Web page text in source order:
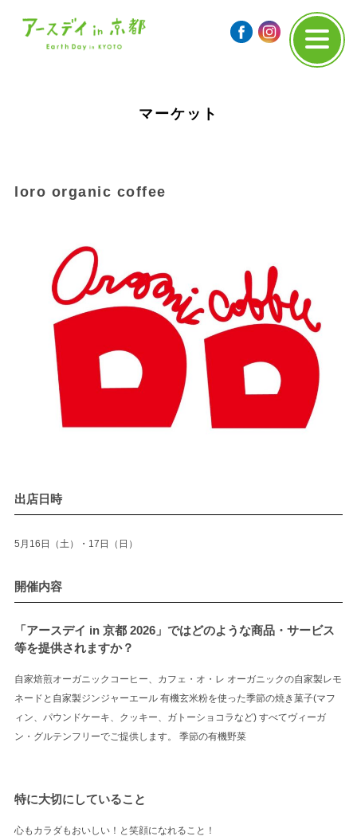
マーケット
loro organic coffee
出店日時
5月16日（土）・17日（日）
開催内容
「アースデイ in 京都 2026」ではどのような商品・サービス
等を提供されますか？
自家焙煎オーガニックコーヒー、カフェ・オ・レ オーガニックの自家製レモ
ネードと自家製ジンジャーエール 有機玄米粉を使った季節の焼き菓子(マフ
ィン、パウンドケーキ、クッキー、ガトーショコラなど) すべてヴィーガ
ン・グルテンフリーでご提供します。 季節の有機野菜
特に大切にしていること
心もカラダもおいしい！と笑顔になれること！